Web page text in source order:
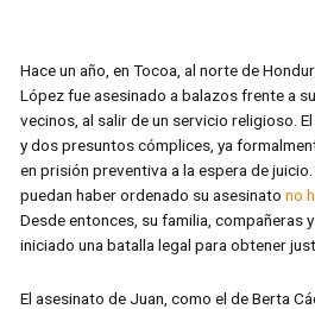
Hace un año, en Tocoa, al norte de
López fue asesinado a balazos frente a
vecinos, al salir de un servicio religioso.
y dos presuntos cómplices, ya
en prisión preventiva a la espera de
puedan haber ordenado su asesinatono
Desde entonces, su familia, compañeras
iniciado una batalla legal para obtener
El asesinato de Juan, como el de Berta